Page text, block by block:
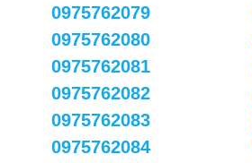
0975762079
0975762080
0975762081
0975762082
0975762083
0975762084